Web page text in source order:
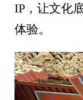
IP，让文化
体验。